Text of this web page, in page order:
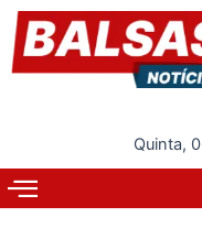
para
Quinta,